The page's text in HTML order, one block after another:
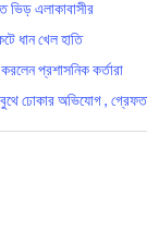
ভিড় এলাকাবাসীর
ধান খেল হাতি
করলেন প্রশাসনিক কর্তারা
বুথে ঢোকার অভিযোগ ,